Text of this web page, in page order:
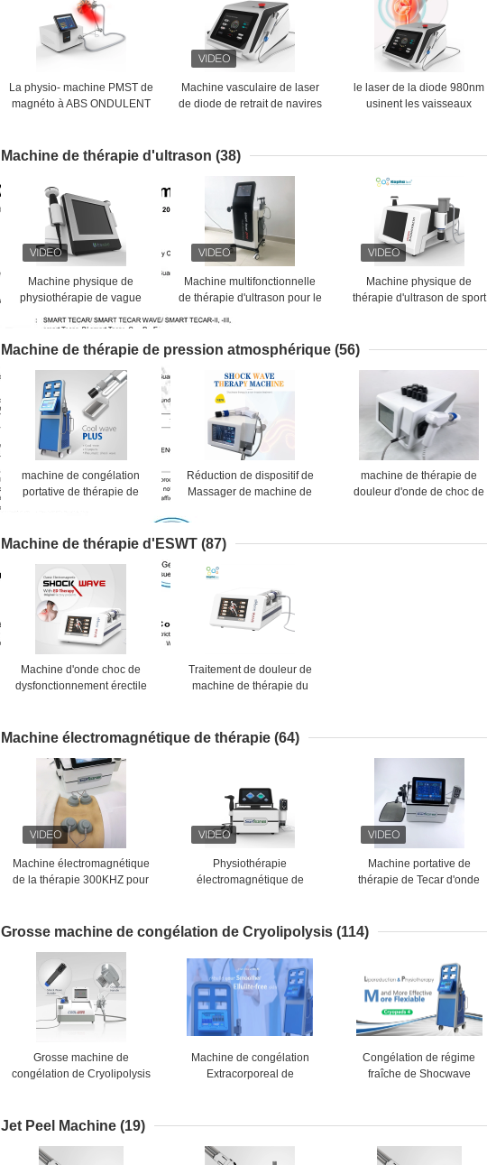
La physio- machine PMST de
magnéto à ABS ONDULENT
de dos de PEMF
Machine vasculaire de laser
de diode de retrait de navires
le laser de la diode 980nm
usinent les vaisseaux
Machine de thérapie d'ultrason (38)
Machine physique de
physiothérapie de vague
d'ultrason pour Fasciitis
plantaire
Machine multifonctionnelle
de thérapie d'ultrason pour le
dysfonctionnement érectile
Machine physique de
thérapie d'ultrason de sport
Machine de thérapie de pression atmosphérique (56)
machine de congélation
portative de thérapie de
pression atmosphérique de
fraîches grosse, corps non
Réduction de dispositif de
Massager de machine de
d'ESWT grosse
machine de thérapie de
douleur d'onde de choc de
cellulites
Machine de thérapie d'ESWT (87)
Machine d'onde choc de
dysfonctionnement érectile
Traitement de douleur de
machine de thérapie du
Machine électromagnétique de thérapie (64)
Machine électromagnétique
de la thérapie 300KHZ pour
Physiothérapie
électromagnétique de
grosse SME
Machine portative de
thérapie de Tecar d'onde
Grosse machine de congélation de Cryolipolysis (114)
Grosse machine de
congélation de Cryolipolysis
Machine de congélation
Extracorporeal de
Congélation de régime
fraîche de Shocwave
grosse
Jet Peel Machine (19)